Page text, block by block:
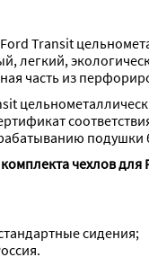
Transit
легкий,
часть из
чехлов
сидения;